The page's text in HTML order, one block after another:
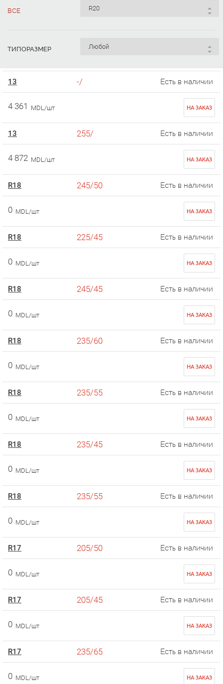
ВСЕ
ТИПОРАЗМЕР
13 -/ Есть в наличии
4 361 MDL/шт НА ЗАКАЗ
13 255/ Есть в наличии
4 872 MDL/шт НА ЗАКАЗ
R18 245/50 Есть в наличии
0 MDL/шт НА ЗАКАЗ
R18 225/45 Есть в наличии
0 MDL/шт НА ЗАКАЗ
R18 245/45 Есть в наличии
0 MDL/шт НА ЗАКАЗ
R18 235/60 Есть в наличии
0 MDL/шт НА ЗАКАЗ
R18 235/55 Есть в наличии
0 MDL/шт НА ЗАКАЗ
R18 235/45 Есть в наличии
0 MDL/шт НА ЗАКАЗ
R18 235/55 Есть в наличии
0 MDL/шт НА ЗАКАЗ
R17 205/50 Есть в наличии
0 MDL/шт НА ЗАКАЗ
R17 205/45 Есть в наличии
0 MDL/шт НА ЗАКАЗ
R17 235/65 Есть в наличии
0 MDL/шт НА ЗАКАЗ